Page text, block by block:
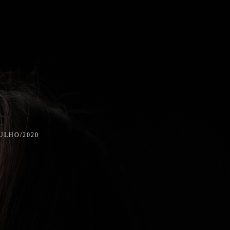
2020